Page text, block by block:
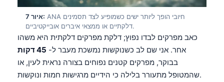
איור 7: ANA חיובי הופך ליותר ישים כשמופיע לצד תסמינים
דלקתיים או ממצאי איברים אובייקטיביים.
כאב מפרקים לבדו נפוץ; דלקת מפרקים דלקתית היא משהו
אחר. אני שם לב כשנוקשות נמשכת מעבר ל- 45 דקות
בבוקר, מפרקים קטנים נפוחים בצורה נראית לעין, או
שהמטופל מתעורר בלילה כי הידיים מרגישות חמות ונוקשות.
Gàidhlig
Occitan
العربية المغربية
Afrikaans